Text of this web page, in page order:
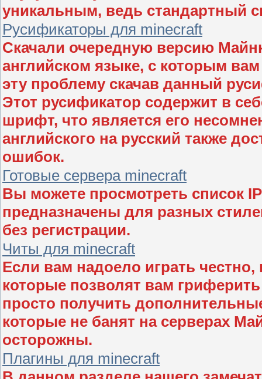
уникальным, ведь стандартный
Русификаторы для minecraft
Скачали очередную версию
английском языке, с которым
эту проблему скачав данный
Этот русификатор содержит в
шрифт, что является его
английского на русский также
ошибок.
Готовые сервера minecraft
Вы можете просмотреть список
предназначены для разных
без регистрации.
Читы для minecraft
Если вам надоело играть
которые позволят вам
просто получить
которые не банят на серверах
осторожны.
Плагины для minecraft